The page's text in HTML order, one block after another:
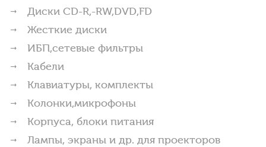
Диски CD-R,-RW,DVD,FD
Жесткие диски
ИБП,сетевые фильтры
Кабели
Клавиатуры, комплекты
Колонки,микрофоны
Корпуса, блоки питания
Лампы, экраны и др. для проекторов